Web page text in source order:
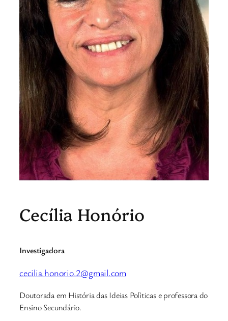
Cecília Honório
Investigadora
cecilia.honorio.2@gmail.com
Doutorada em História das Ideias Polìticas e professora do
Ensino Secundário.